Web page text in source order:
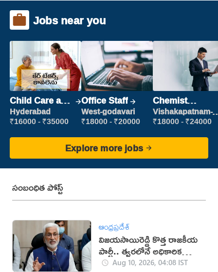
Jobs near you
Child Care and
Patient care
Hyderabad
₹16000 - ₹35000
Office Staff
West-godavari
₹18000 - ₹20000
Chemist
Production
Executive
Vishakapatnam-
new
₹18000 - ₹24000
Explore more jobs
సంబంధిత పోస్ట్
ఆంధ్రప్రదేశ్
విజయసాయిరెడ్డి కొత్త రాజకీయ
పార్టీ.. త్వరలోనే అధికారిక
ప్రకటన!
Aug 10, 2026, 04:08 IST